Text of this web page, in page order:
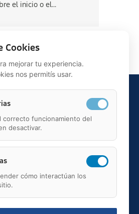
el inicio o el...
00
de Tena, 12, 28027, Madrid
Cookies
mejorar tu experiencia.
nos permitís usar.
correcto funcionamiento del
desactivar.
cómo interactúan los